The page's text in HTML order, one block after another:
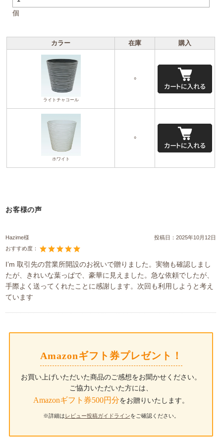
個
カラー 在庫 購入
ライトチャコール
○
ホワイト
○
お客様の声
Hazime様 投稿日：2025年10月12日
おすすめ度：
I’m 取引先の営業所開設のお祝いで贈りました。実物も確認しまし
たが、きれいな葉っぱで、豪華に見えました。急な依頼でしたが、
手際よく送ってくれたことに感謝します。次回も利用しようと考え
ています
Amazonギフト券プレゼント！
お買い上げいただいた商品のご感想をお聞かせください。
ご協力いただいた方には、
Amazonギフト券500円分をお贈りいたします。
※詳細はレビュー投稿ガイドラインをご確認ください。